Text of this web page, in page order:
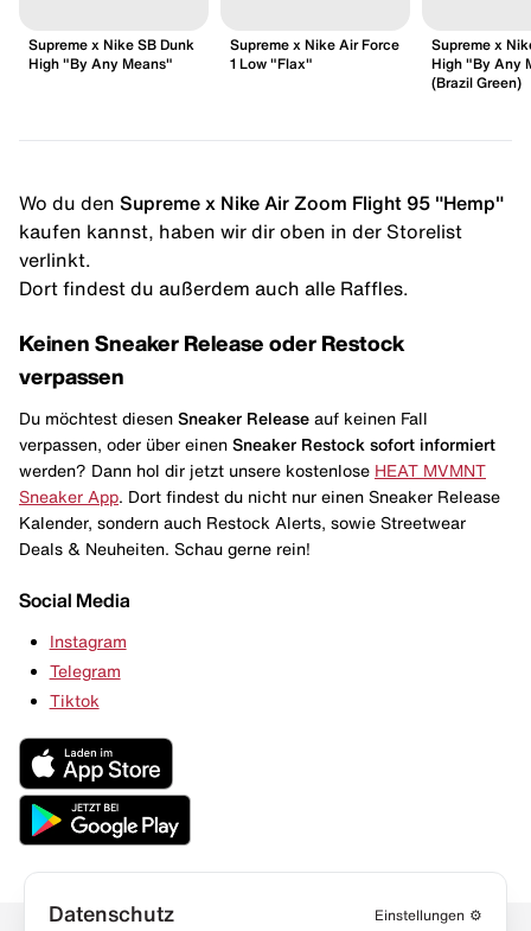
Supreme x Nike SB Dunk
High "By Any Means"
Supreme x Nike Air Force
1 Low "Flax"
Supreme x
High "By Any
(Brazil Green)
Wo du den Supreme x Nike Air Zoom Flight 95 "Hemp"
kaufen kannst, haben wir dir oben in der Storelist
verlinkt.
Dort findest du außerdem auch alle Raffles.
Keinen Sneaker Release oder Restock
verpassen
Du möchtest diesen Sneaker Release auf keinen Fall
verpassen, oder über einen Sneaker Restock sofort informiert
werden? Dann hol dir jetzt unsere kostenlose HEAT MVMNT
Sneaker App . Dort findest du nicht nur einen Sneaker Release
Kalender, sondern auch Restock Alerts, sowie Streetwear
Deals & Neuheiten. Schau gerne rein!
Social Media
Instagram
Telegram
Tiktok
Datenschutz Einstellungen ⚙️